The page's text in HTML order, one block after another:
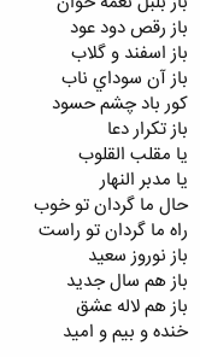
باز رقص دود عود
باز اسفند و گلاب
باز آن سوداي ناب
کور باد چشم حسود
باز تکرار دعا
يا مقلب القلوب
يا مدبر النهار
حال ما گردان تو خوب
راه ما گردان تو راست
باز نوروز سعيد
باز هم سال جديد
باز هم لاله عشق
خنده و بيم و اميد